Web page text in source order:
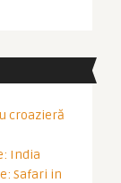
croazieră
India
Safari in